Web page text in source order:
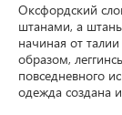
Оксфордский
штанами, а
начиная от
образом,
повседневного
одежда создана